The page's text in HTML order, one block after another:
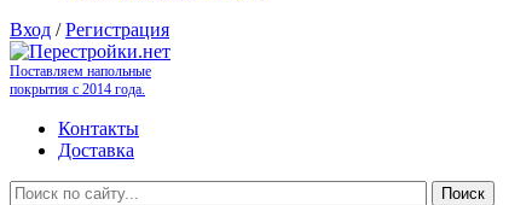
Вход /Регистрация
Поставляем напольные
покрытия с 2014 года.
Контакты
Доставка